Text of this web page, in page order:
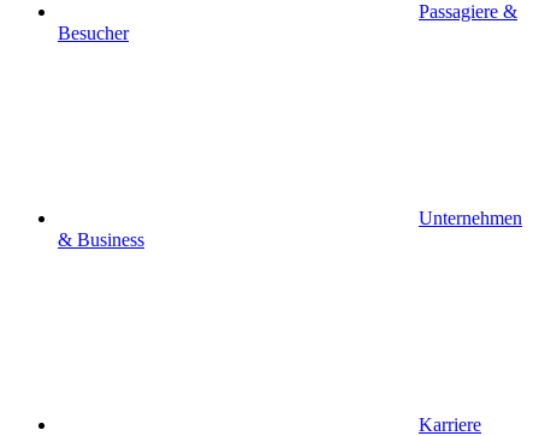
Passagiere &
Besucher
Unternehmen
& Business
Karriere